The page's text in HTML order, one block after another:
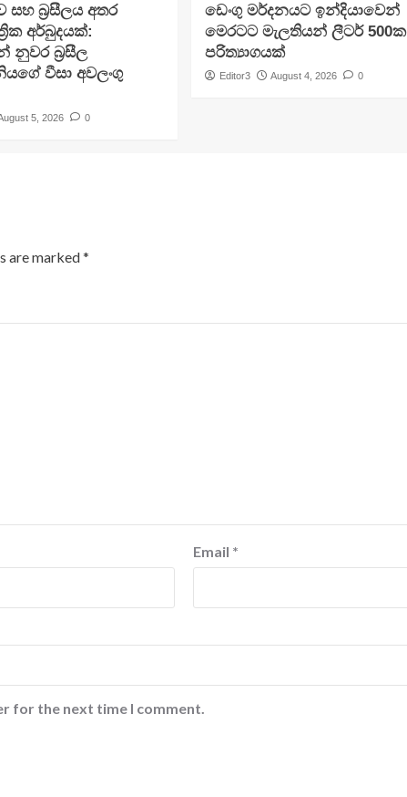
සහ බ්‍රසීලය අතර
අර්බුදයක්:
බ්‍රසීල
වීසා අවලංගු
5, 2026 0
ඩෙංගු මර්දනයට ඉන්දියාවෙන්
මෙරටට මැලතියන් ලීටර් 500ක
පරිත්‍යාගයක්
Editor3 August 4, 2026 0
are marked*
Email *
for the next time I comment.